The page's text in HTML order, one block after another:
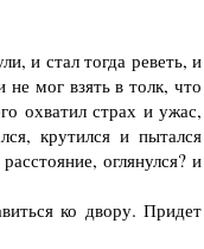
и стал тогда реветь, и
мог взять в толк, что
охватил страх и ужас,
крутился и пытался
оглянулся? и
ко двору. Придет